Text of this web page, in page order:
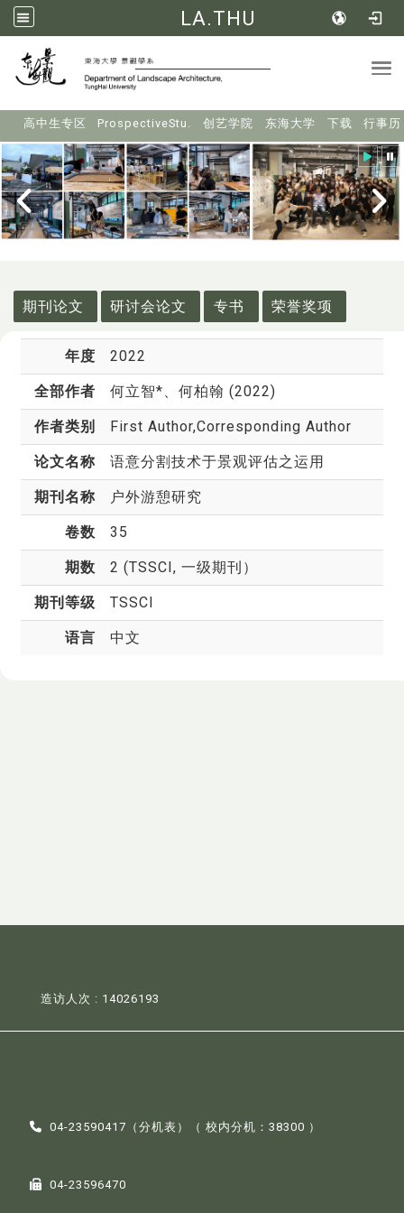
LA.THU
高中生专区 ProspectiveStu. 创艺学院 东海大学 下载 行事历
期刊论文
研讨会论文 专书 荣誉奖项
年度 2022
全部作者 何立智*、何柏翰 (2022)
作者类别 First Author,Corresponding Author
论文名称 语意分割技术于景观评估之运用
期刊名称 户外游憩研究
卷数 35
期数 2 (TSSCI, 一级期刊）
期刊等级 TSSCI
语言 中文
造访人次 : 14026193
04-23590417（分机表 ）（ 校内分机：38300 ）
04-23596470